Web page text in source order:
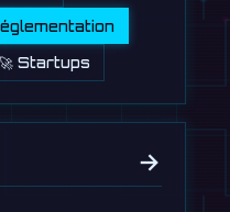
🚀 Startups
→